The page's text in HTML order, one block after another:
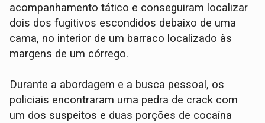
acompanhamento tático e conseguiram localizar
dois dos fugitivos escondidos debaixo de uma
cama, no interior de um barraco localizado às
margens de um córrego.
​Durante a abordagem e a busca pessoal, os
policiais encontraram uma pedra de crack com
um dos suspeitos e duas porções de cocaína